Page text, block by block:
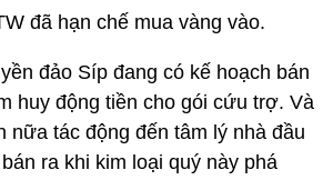
đã hạn chế mua vàng vào.
đảo Síp đang có kế hoạch bán
huy động tiền cho gói cứu trợ. Và
nữa tác động đến tâm lý nhà đầu
ra khi kim loại quý này phá